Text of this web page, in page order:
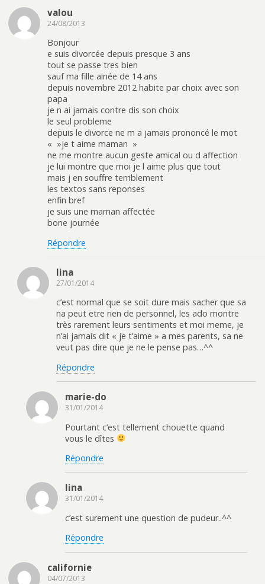
valou
24/08/2013
Bonjour
e suis divorcée depuis presque 3 ans
tout se passe tres bien
sauf ma fille ainée de 14 ans
depuis novembre 2012 habite par choix avec son
papa
je n ai jamais contre dis son choix
le seul probleme
depuis le divorce ne m a jamais prononcé le mot
« »je t aime maman »
ne me montre aucun geste amical ou d affection
je lui montre que moi je l aime plus que tout
mais j en souffre terriblement
les textos sans reponses
enfin bref
je suis une maman affectée
bone journée
Répondre
lina
27/01/2014
c’est normal que se soit dure mais sacher que sa
na peut etre rien de personnel, les ado montre
très rarement leurs sentiments et moi meme, je
n’ai jamais dit « je t’aime » a mes parents, sa ne
veut pas dire que je ne le pense pas…^^
Répondre
marie-do
31/01/2014
Pourtant c’est tellement chouette quand
vous le dîtes
Répondre
lina
31/01/2014
c’est surement une question de pudeur..^^
Répondre
californie
04/07/2013